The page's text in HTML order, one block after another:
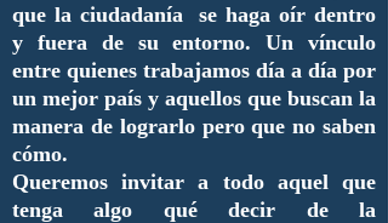
que la ciudadanía se haga oír dentro
y fuera de su entorno. Un vínculo
entre quienes trabajamos día a día por
un mejor país y aquellos que buscan la
manera de lograrlo pero que no saben
cómo.
Queremos invitar a todo aquel que
tenga algo qué decir de la